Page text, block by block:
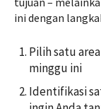
ini dengan
Pilih satu
minggu ini
Identifikasi